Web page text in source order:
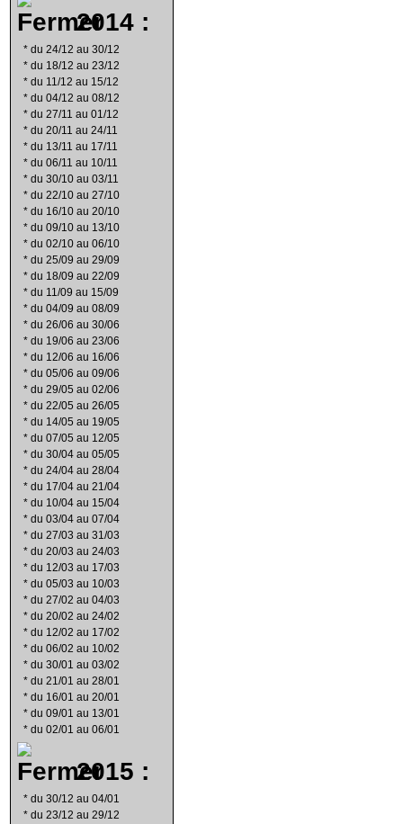
2014 :
* du 24/12 au 30/12
* du 18/12 au 23/12
* du 11/12 au 15/12
* du 04/12 au 08/12
* du 27/11 au 01/12
* du 20/11 au 24/11
* du 13/11 au 17/11
* du 06/11 au 10/11
* du 30/10 au 03/11
* du 22/10 au 27/10
* du 16/10 au 20/10
* du 09/10 au 13/10
* du 02/10 au 06/10
* du 25/09 au 29/09
* du 18/09 au 22/09
* du 11/09 au 15/09
* du 04/09 au 08/09
* du 26/06 au 30/06
* du 19/06 au 23/06
* du 12/06 au 16/06
* du 05/06 au 09/06
* du 29/05 au 02/06
* du 22/05 au 26/05
* du 14/05 au 19/05
* du 07/05 au 12/05
* du 30/04 au 05/05
* du 24/04 au 28/04
* du 17/04 au 21/04
* du 10/04 au 15/04
* du 03/04 au 07/04
* du 27/03 au 31/03
* du 20/03 au 24/03
* du 12/03 au 17/03
* du 05/03 au 10/03
* du 27/02 au 04/03
* du 20/02 au 24/02
* du 12/02 au 17/02
* du 06/02 au 10/02
* du 30/01 au 03/02
* du 21/01 au 28/01
* du 16/01 au 20/01
* du 09/01 au 13/01
* du 02/01 au 06/01
2015 :
* du 30/12 au 04/01
* du 23/12 au 29/12